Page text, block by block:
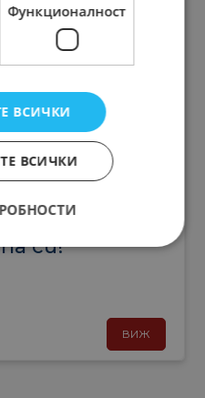
Air
си!
ВИЖ
Функционалност
ВСИЧКИ
ВСИЧКИ